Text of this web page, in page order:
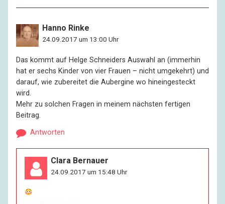
Hanno Rinke
24.09.2017 um 13:00 Uhr
Das kommt auf Helge Schneiders Auswahl an (immerhin
hat er sechs Kinder von vier Frauen – nicht umgekehrt) und
darauf, wie zubereitet die Aubergine wo hineingesteckt
wird.
Mehr zu solchen Fragen in meinem nächsten fertigen
Beitrag.
Antworten
Clara Bernauer
24.09.2017 um 15:48 Uhr